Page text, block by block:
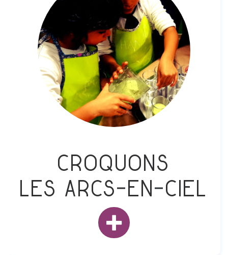
Croquons
les arcs-en-ciel